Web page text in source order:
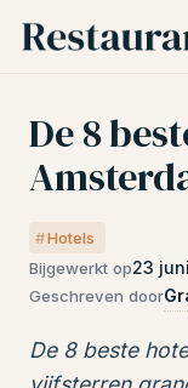
De 8
Hotels
Bijgewerkt op23
Geschreven door
De 8 beste